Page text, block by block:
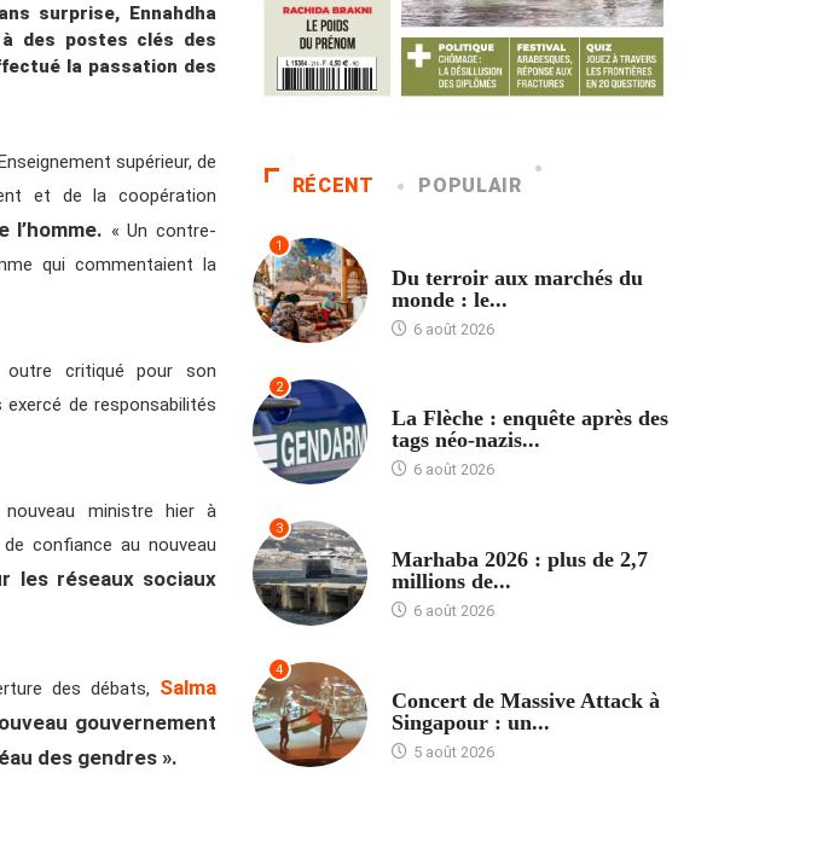
surprise, Ennahdha
des postes clés des
la passation des
supérieur, de
et de la coopération
« Un contre-
qui commentaient la
outre critiqué pour son
exercé de responsabilités
ministre hier à
confiance au nouveau
les réseaux sociaux
des débats, Salma
gouvernement
des gendres ».
RÉCENT POPULAIR
1
Du terroir aux marchés du
monde : le...
6 août 2026
2
La Flèche : enquête après des
tags néo-nazis...
6 août 2026
3
Marhaba 2026 : plus de 2,7
millions de...
6 août 2026
4
Concert de Massive Attack à
Singapour : un...
5 août 2026